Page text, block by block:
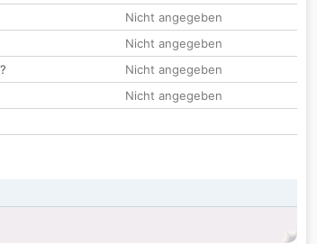
Nicht angegeben
Nicht angegeben
Nicht angegeben
Nicht angegeben